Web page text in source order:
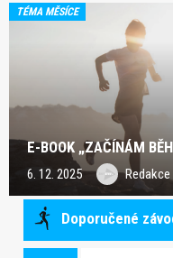
TÉMA MĚSÍCE
E-BOOK „ZAČÍNÁM
6. 12. 2025 Redakce
Doporučené